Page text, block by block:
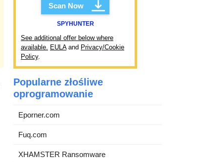
Scan Now
SPYHUNTER
See additional offer below where
available. EULAand Privacy/Cookie
Policy.
Popularne złośliwe
oprogramowanie
Eporner.com
Fuq.com
XHAMSTER Ransomware